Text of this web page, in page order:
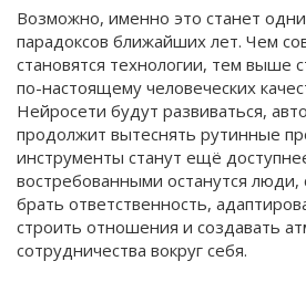
Возможно, именно это станет
парадоксов ближайших лет. Чем
становятся технологии, тем выше
по-настоящему человеческих
Нейросети будут развиваться,
продолжит вытеснять рутинные
инструменты станут ещё
востребованными останутся
брать ответственность,
строить отношения и создавать
сотрудничества вокруг себя.